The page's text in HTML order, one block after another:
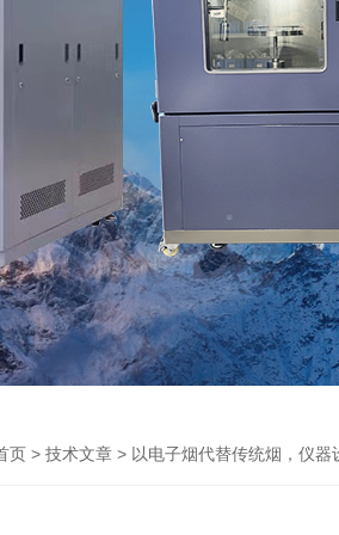
页 > 技术文章 > 以电子烟代替传统烟，仪器